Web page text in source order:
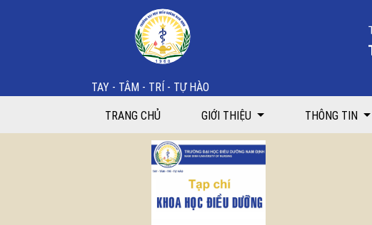
Kiến thức khử nhiễm dụng cụ kim loại của điều dưỡng tại Bệnh
TAY - TÂM - TRÍ - TỰ HÀO
TRANG CHỦ GIỚI THIỆU THÔNG TIN